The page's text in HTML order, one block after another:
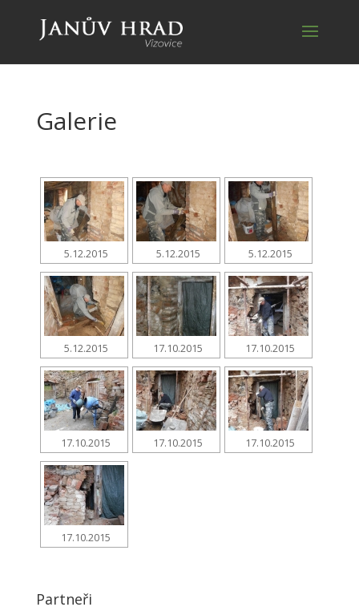
Galerie
5.12.2015 5.12.2015 5.12.2015
5.12.2015 17.10.2015 17.10.2015
17.10.2015 17.10.2015 17.10.2015
17.10.2015
Partneři